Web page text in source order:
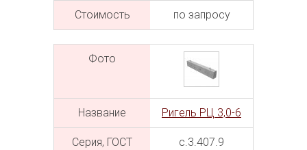
Cтоимость по запросу
Фото
Название Ригель РЦ 3,0-6
Серия, ГОСТ с.3.407.9